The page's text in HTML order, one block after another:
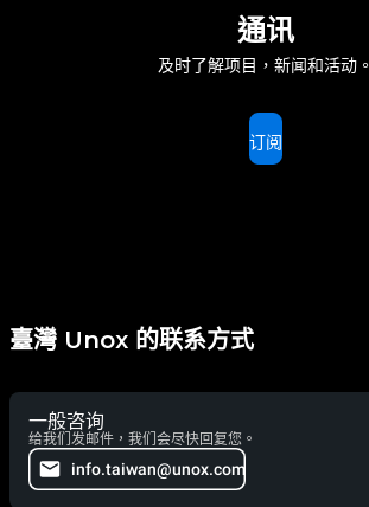
通讯
及时了解项目，新闻和活动。
订阅
臺灣 Unox 的联系方式
一般咨询
给我们发邮件，我们会尽快回复您。
info.taiwan@unox.com